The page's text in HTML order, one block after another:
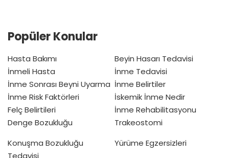
Popüler Konular
Hasta Bakımı
İnmeli Hasta
İnme Sonrası Beyni Uyarma
İnme Risk Faktörleri
Felç Belirtileri
Denge Bozukluğu
Beyin Hasarı Tedavisi
İnme Tedavisi
İnme Belirtiler
İskemik İnme Nedir
İnme Rehabilitasyonu
Trakeostomi
Konuşma Bozukluğu
Tedavisi
Yürüme Egzersizleri